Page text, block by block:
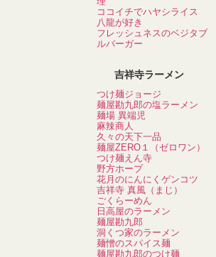
ココイチでハヤシライス
八龍が好き
フレッシュネスのベジタブ
ルバーガー
吉祥寺ラーメン
つけ麺ジョージ
麺屋勘九郎の塩ラーメン
麺場 異端児
麻辣商人
久々の天下一品
麺屋ZERO１（ゼロワン）
つけ麺えん寺
野方ホープ
花月のにんにくゲンコツ
吉祥寺 真風（まじ）
ごくらーめん
日高屋のラーメン
麺屋勘九郎
洞くつ家のラーメン
麺憎のスパイス麺
麺屋勘九郎のつけ麺